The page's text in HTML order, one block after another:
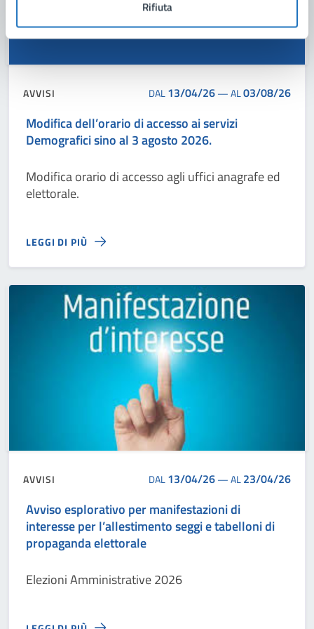
Rifiuta
AVVISI DAL13/04/26—AL03/08/26
Modifica dell’orario di accesso ai servizi
Demografici sino al 3 agosto 2026.
Modifica orario di accesso agli uffici anagrafe ed
elettorale.
LEGGI DI PIÙ
AVVISI DAL13/04/26—AL23/04/26
Avviso esplorativo per manifestazioni di
interesse per l’allestimento seggi e tabelloni di
propaganda elettorale
Elezioni Amministrative 2026